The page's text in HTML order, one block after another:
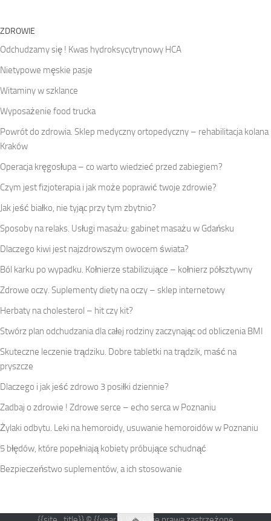
ZDROWIE
Odchudzamy się ! Kwas hydroksycytrynowy HCA
Nietypowe męskie pasje
Witaminy w szklance
Wyposażenie food trucka
Powrót do zdrowia. Sklep medyczny ortopedyczny – rehabilitacja kolana
Kraków
Operacja kręgosłupa – co warto wiedzieć przed zabiegiem?
Czym jest fizjoterapia i jak może poprawić twoje zdrowie?
Jak jeść białko, nie tyjąc przy tym zbytnio?
Sposoby na relaks. Usługi masażu: gabinet masażu w Gdańsku
Dlaczego kiwi jest najzdrowszym owocem świata?
Ból karku po wypadku. Kołnierze stabilizujące – kołnierz półsztywny
Zdrowe oczy. Suplementy diety na oczy – sklep internetowy
Herbaty na cholesterol – hit czy kit?
Stwórz plan odchudzania dla całej rodziny zaczynając od obliczenia BMI
Skuteczne leczenie trądziku. Dobre tabletki na trądzik, maść na
pryszcze
Dlaczego i jak jeść zdrowo 3 posiłki dziennie?
Zadbaj o zdrowie ! Zdrowe serce – echo serca w Poznaniu
Żylaki odbytu. Leki na hemoroidy, usuwanie hemoroidów w Poznaniu
5 błędów, które popełniają kobiety próbujące schudnąć
Bezpieczeństwo suplementów, a ich stosowanie